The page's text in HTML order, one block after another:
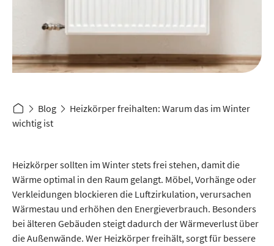
Blog
Heizkörper freihalten: Warum das im Winter
wichtig ist
Heizkörper sollten im Winter stets frei stehen, damit die
Wärme optimal in den Raum gelangt. Möbel, Vorhänge oder
Verkleidungen blockieren die Luftzirkulation, verursachen
Wärmestau und erhöhen den Energieverbrauch. Besonders
bei älteren Gebäuden steigt dadurch der Wärmeverlust über
die Außenwände. Wer Heizkörper freihält, sorgt für bessere